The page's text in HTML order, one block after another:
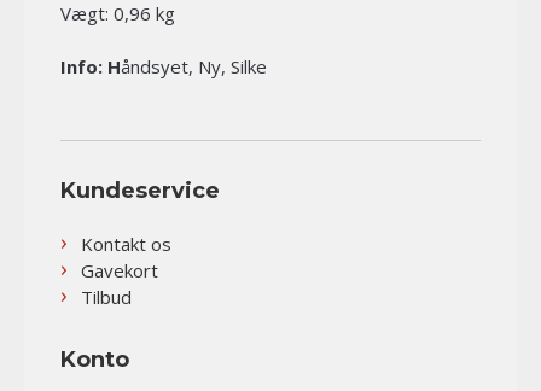
Vægt: 0,96 kg
Info: Håndsyet, Ny, Silke
Kundeservice
Kontakt os
Gavekort
Tilbud
Konto